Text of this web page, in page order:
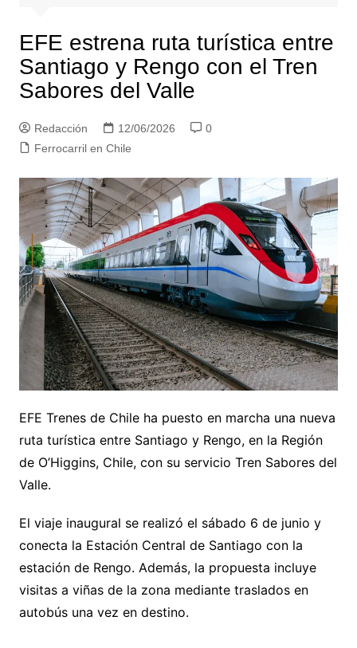
EFE estrena ruta turística entre
Santiago y Rengo con el Tren
Sabores del Valle
Redacción 12/06/2026
0
Ferrocarril en Chile
EFE Trenes de Chile ha puesto en marcha una nueva
ruta turística entre Santiago y Rengo, en la Región
de O’Higgins, Chile, con su servicio Tren Sabores del
Valle.
El viaje inaugural se realizó el sábado 6 de junio y
conecta la Estación Central de Santiago con la
estación de Rengo. Además, la propuesta incluye
visitas a viñas de la zona mediante traslados en
autobús una vez en destino.